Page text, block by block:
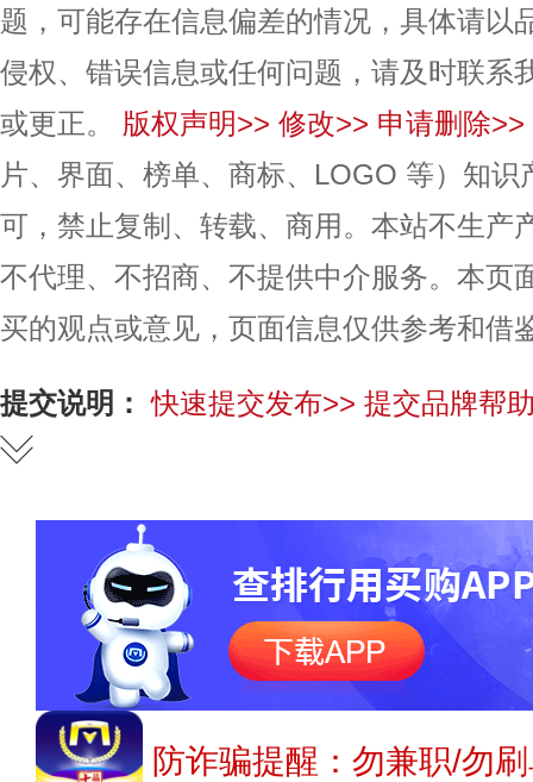
题，可能存在信息偏差的情况，具体请以
侵权、错误信息或任何问题，请及时联系
或更正。
版权声明>> 修改>> 申请删除>>
片、界面、榜单、商标、LOGO 等）知
可，禁止复制、转载、商用。本站不生产
不代理、不招商、不提供中介服务。本页
买的观点或意见，页面信息仅供参考和借
提交说明： 快速提交发布>> 提交品牌帮
防诈骗提醒：勿兼职/勿